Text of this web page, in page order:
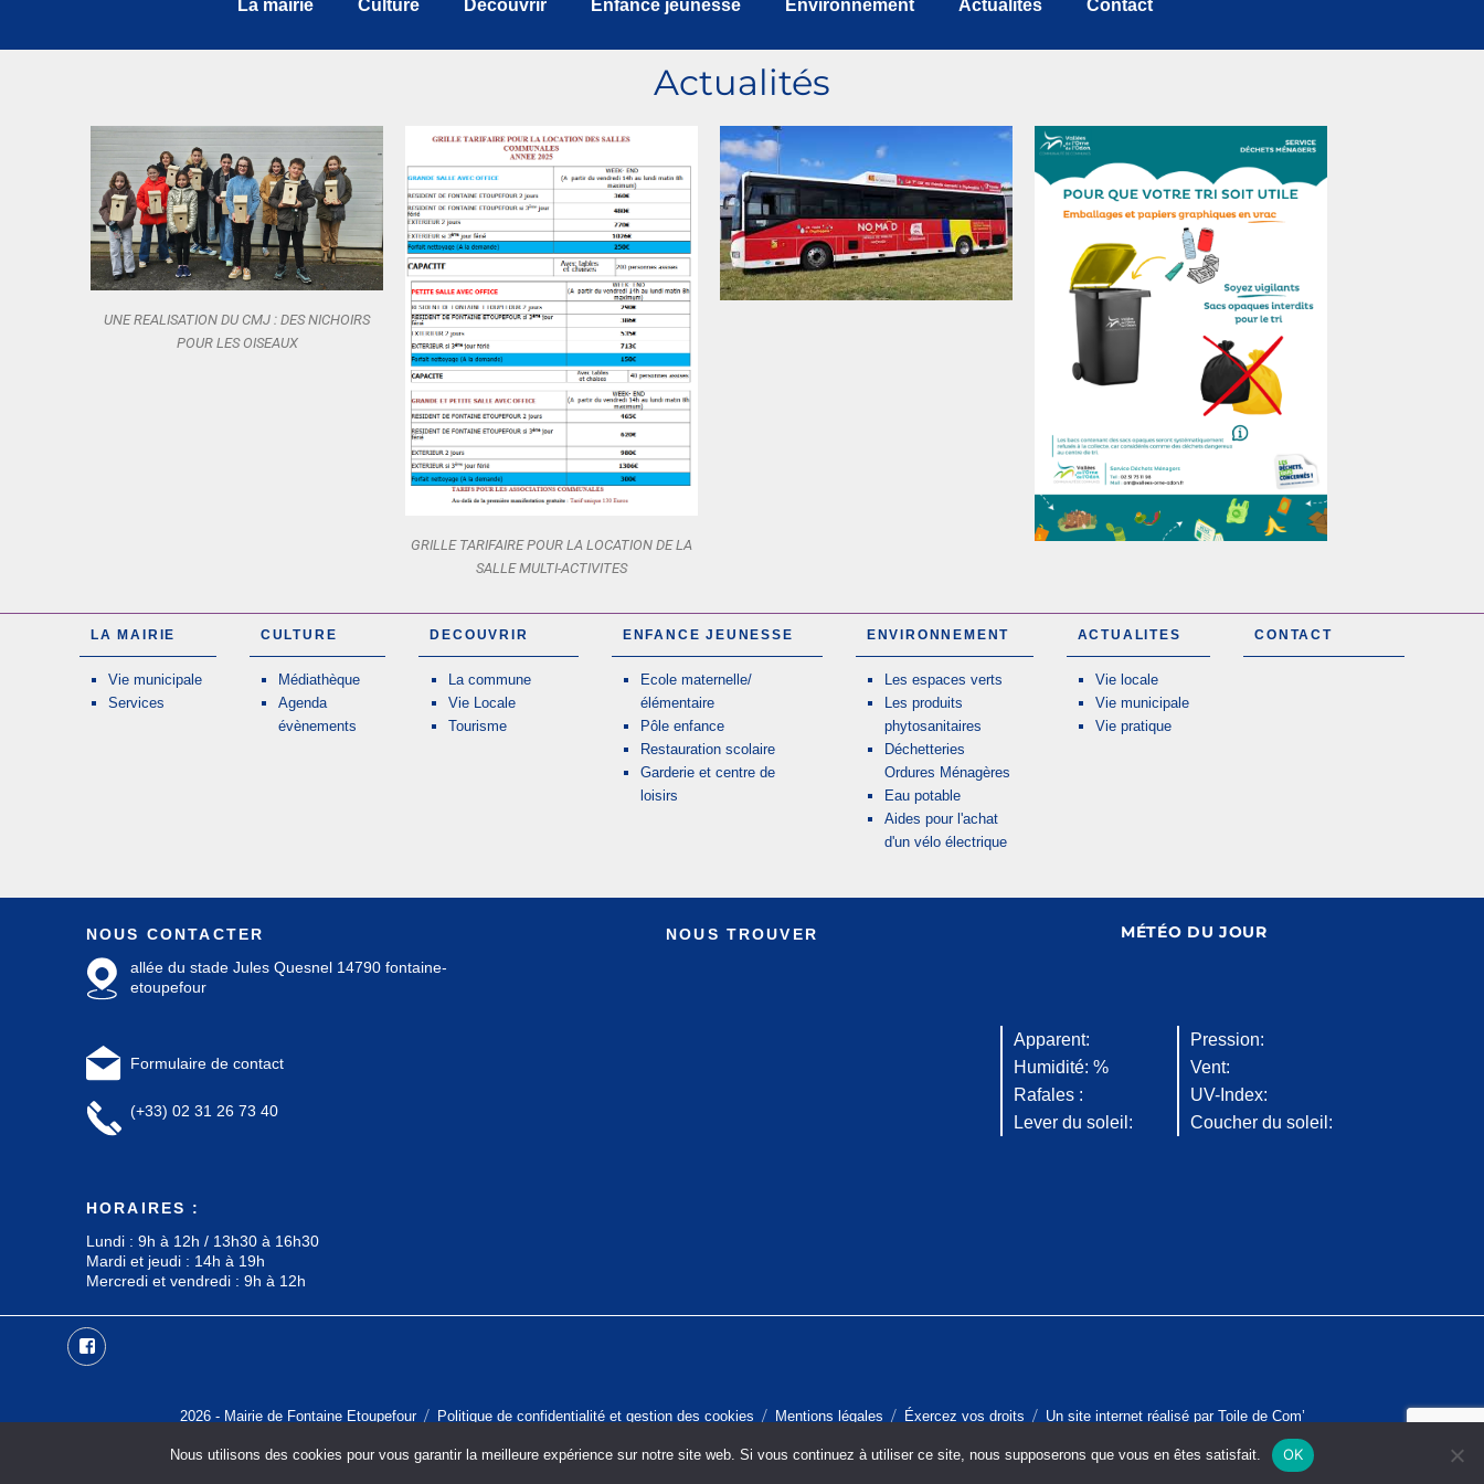
La mairie Culture Découvrir Enfance jeunesse Environnement Actualités Contact
Actualités
UNE REALISATION DU CMJ : DES NICHOIRS
POUR LES OISEAUX
GRILLE TARIFAIRE POUR LA LOCATION DE LA
SALLE MULTI-ACTIVITES
LA MAIRIE
Vie municipale
Services
CULTURE
Médiathèque
Agenda
évènements
DECOUVRIR
La commune
Vie Locale
Tourisme
ENFANCE JEUNESSE
Ecole maternelle/
élémentaire
Pôle enfance
Restauration scolaire
Garderie et centre de
loisirs
ENVIRONNEMENT
Les espaces verts
Les produits
phytosanitaires
Déchetteries
Ordures Ménagères
Eau potable
Aides pour l'achat
d'un vélo électrique
ACTUALITES
Vie locale
Vie municipale
Vie pratique
CONTACT
NOUS CONTACTER
allée du stade Jules Quesnel 14790 fontaine-
etoupefour
Formulaire de contact
(+33) 02 31 26 73 40
HORAIRES :
Lundi : 9h à 12h / 13h30 à 16h30
Mardi et jeudi : 14h à 19h
Mercredi et vendredi : 9h à 12h
NOUS TROUVER MÉTÉO DU JOUR
Apparent:
Pression:
Humidité: %
Vent:
Rafales :
UV-Index:
Lever du soleil:
Coucher du soleil:
2026 - Mairie de Fontaine Etoupefour Politique de confidentialité et gestion des cookies Mentions légales Éxercez vos droits Un site internet réalisé par Toile de Com’
Nous utilisons des cookies pour vous garantir la meilleure expérience sur notre site web. Si vous continuez à utiliser ce site, nous supposerons que vous en êtes satisfait. OK